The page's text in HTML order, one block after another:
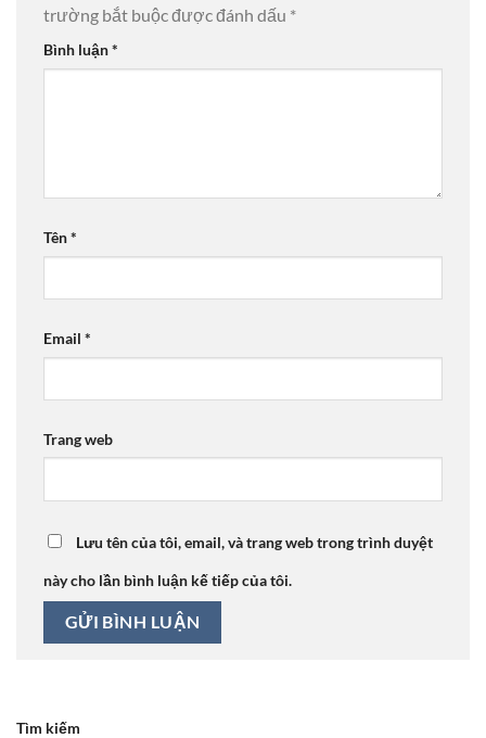
trường bắt buộc được đánh dấu *
Bình luận*
Tên*
Email *
Trang web
Lưu tên của tôi, email, và trang web trong trình duyệt
này cho lần bình luận kế tiếp của tôi.
Tìm kiếm